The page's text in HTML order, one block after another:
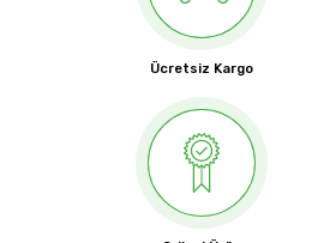
Ücretsiz Kargo